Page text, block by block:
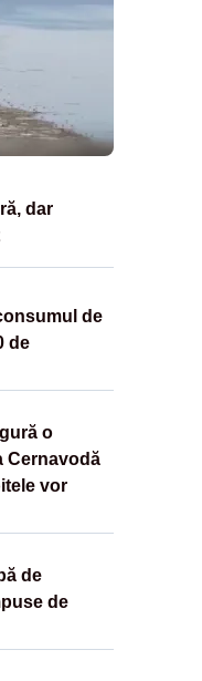
dar
de
de
o
Cernavodă
vor
de
de